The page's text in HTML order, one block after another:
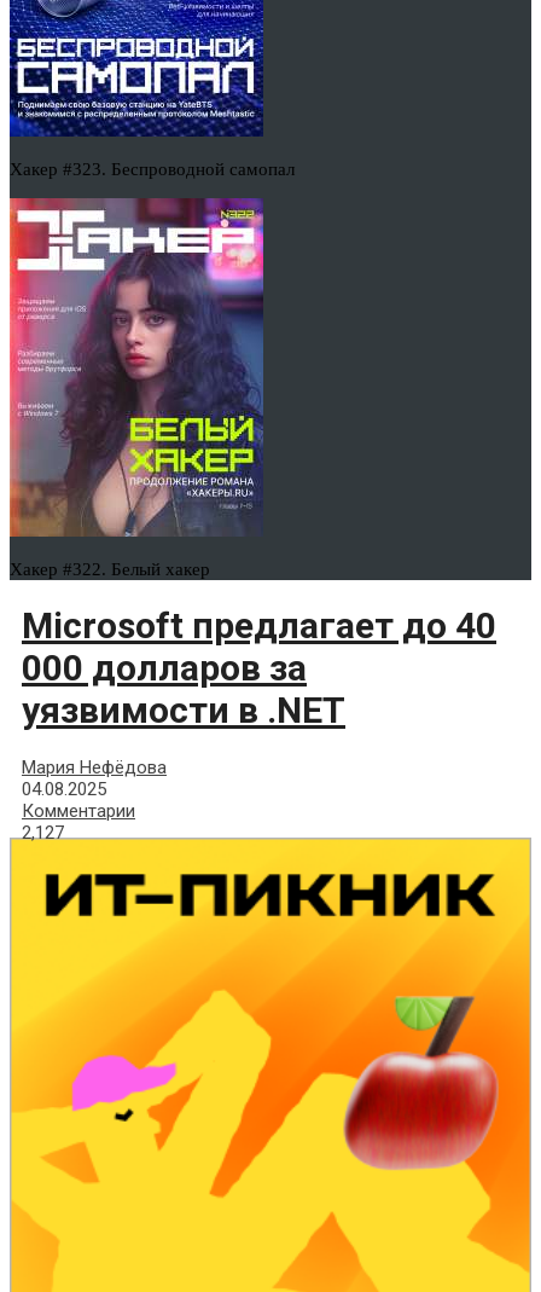
Хакер #323. Беспроводной самопал
Хакер #322. Белый хакер
Microsoft предлагает до 40
000 долларов за
уязвимости в .NET
Мария Нефёдова
04.08.2025
Комментарии
2,127